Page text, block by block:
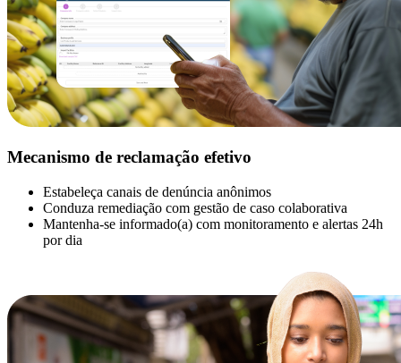
Mecanismo de reclamação efetivo
Estabeleça canais de denúncia anônimos
Conduza remediação com gestão de caso colaborativa
Mantenha-se informado(a) com monitoramento e alertas 24h
por dia